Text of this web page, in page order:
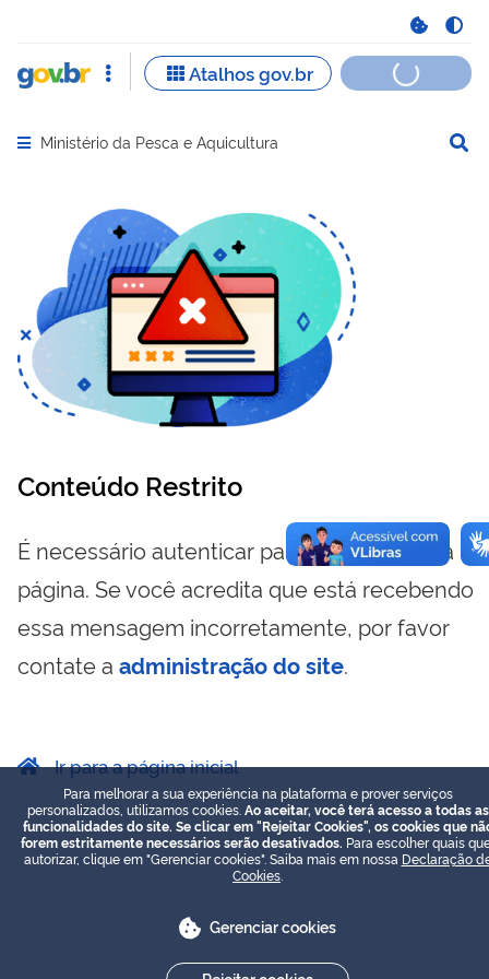
Abrir menu principal de navegação
Ministério da Pesca e Aquicultura
Conteúdo Restrito
É necessário autenticar para visualizar essa
página. Se você acredita que está recebendo
essa mensagem incorretamente, por favor
contate a administração do site.
Ir para a página inicial
Para melhorar a sua experiência na plataforma e prover serviços
personalizados, utilizamos cookies. Ao aceitar, você terá acesso a todas as
funcionalidades do site. Se clicar em "Rejeitar Cookies", os cookies que
forem estritamente necessários serão desativados. Para escolher quais
autorizar, clique em "Gerenciar cookies". Saiba mais em nossa Declaração
Cookies
Gerenciar cookies